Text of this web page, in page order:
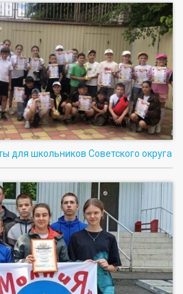
для школьников Советского округа